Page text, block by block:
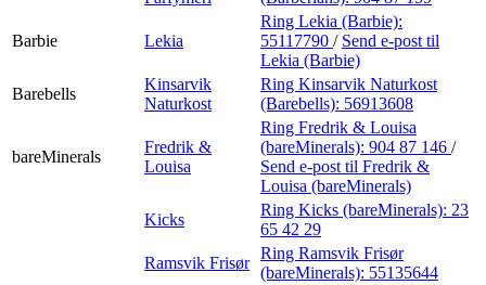
Barbie Lekia
Ring Lekia (Barbie):
55117790 / Send e-post til
Lekia (Barbie)
Barebells
Kinsarvik
Naturkost
Ring Kinsarvik Naturkost
(Barebells): 56913608
bareMinerals
Fredrik &
Louisa
Ring Fredrik & Louisa
(bareMinerals): 904 87 146 /
Send e-post til Fredrik &
Louisa (bareMinerals)
Kicks
Ring Kicks (bareMinerals): 23
65 42 29
Ramsvik Frisør
Ring Ramsvik Frisør
(bareMinerals): 55135644